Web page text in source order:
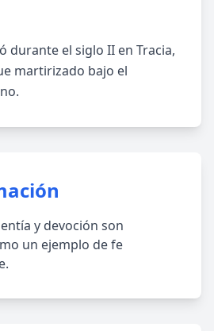
durante el siglo II en Tracia,
martirizado bajo el
y devoción son
un ejemplo de fe